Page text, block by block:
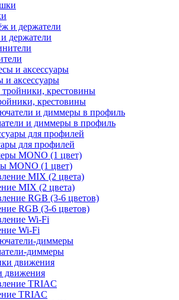
держатели
и аксессуары
крестовины
и диммеры в профиль
для профилей
MONO (1 цвет)
MIX (2 цвета)
RGB (3-6 цветов)
Wi-Fi
диммеры
движения
TRIAC